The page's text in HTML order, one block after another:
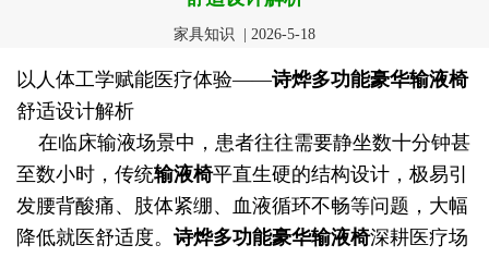
家具知识 | 2026-5-18
以人体工学赋能医疗体验——诗烨多功能豪华输液椅
舒适设计解析
在临床输液场景中，患者往往需要静坐数十分钟甚
至数小时，传统输液椅平直生硬的结构设计，极易引
发腰背酸痛、肢体紧绷、血液循环不畅等问题，大幅
降低就医舒适度。 诗烨多功能豪华输液椅深耕医疗场